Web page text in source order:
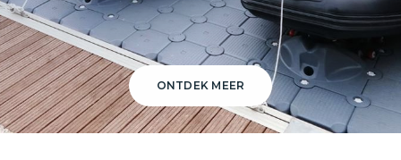
ONTDEK MEER